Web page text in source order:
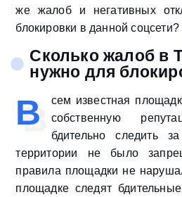
же жалоб и негативных
блокировки в данной соцсети?
Сколько жалоб в
нужно для
В
сем известная
собственную
бдительно следить
территории не было
правила площадки не
площадке следят